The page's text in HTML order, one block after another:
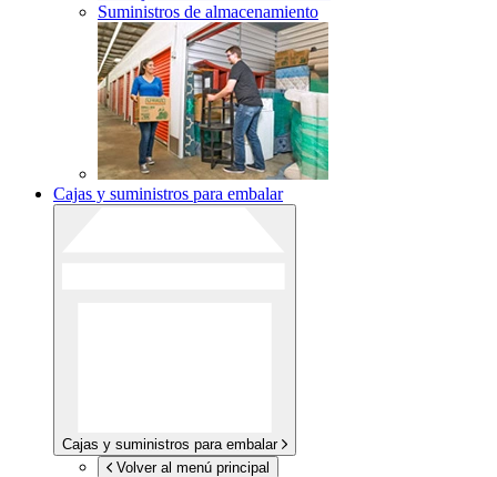
Suministros de almacenamiento
Cajas y suministros para embalar
Cajas y suministros para embalar
Volver al menú principal